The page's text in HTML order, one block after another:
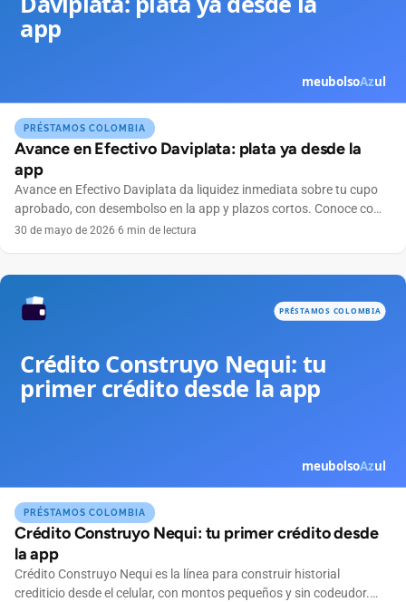
PRÉSTAMOS COLOMBIA
Avance en Efectivo Daviplata: plata ya desde la
app
Avance en Efectivo Daviplata da liquidez inmediata sobre tu cupo
aprobado, con desembolso en la app y plazos cortos. Conoce como
funciona en Colombia.
30 de mayo de 2026·6 min de lectura
PRÉSTAMOS COLOMBIA
Crédito Construyo Nequi: tu primer crédito desde
la app
Crédito Construyo Nequi es la línea para construir historial
crediticio desde el celular, con montos pequeños y sin codeudor.